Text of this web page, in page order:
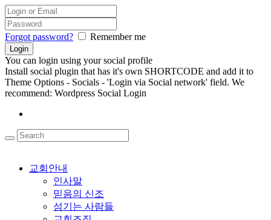
Forgot password? Remember me
You can login using your social profile
Install social plugin that has it's own SHORTCODE and add it to
Theme Options - Socials - 'Login via Social network' field. We
recommend: Wordpress Social Login
교회안내
인사말
믿음의 신조
섬기는 사람들